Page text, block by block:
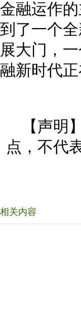
金融运作
到了一个
展大门，
融新时代正
【声明
点，不代
相关内容